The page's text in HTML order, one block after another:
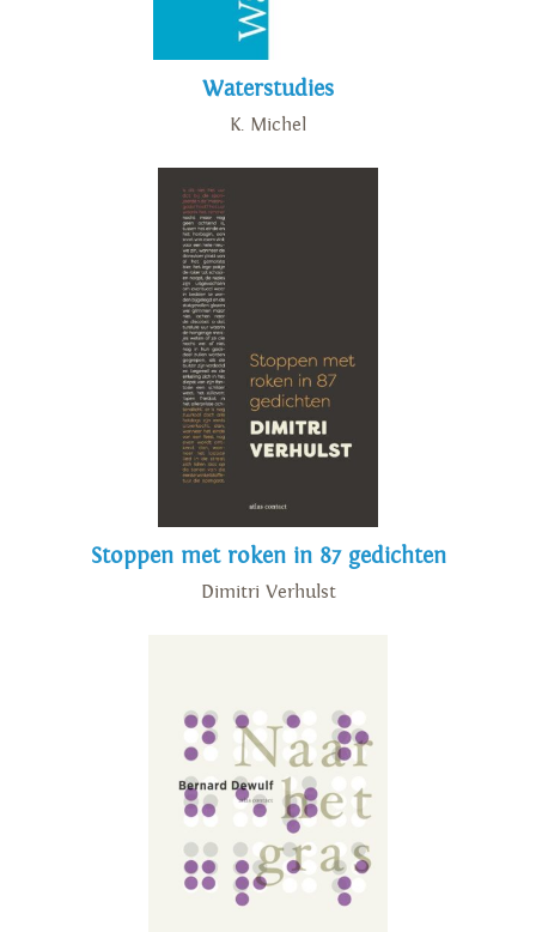
Waterstudies
K. Michel
Stoppen met roken in 87 gedichten
Dimitri Verhulst